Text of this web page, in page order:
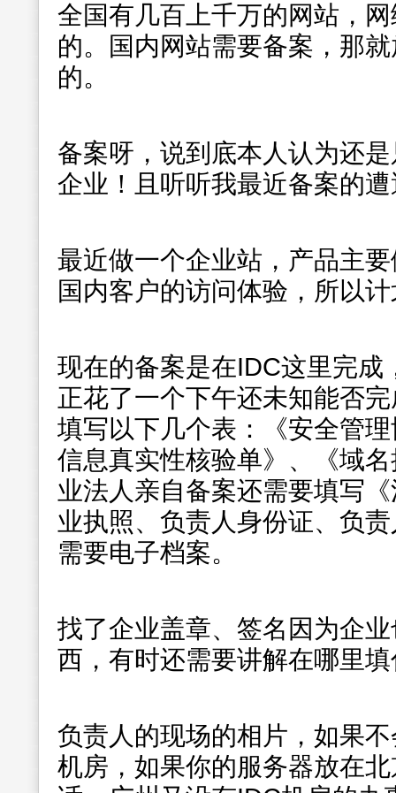
全国有几百上千万的网站，
的。国内网站需要备案，那
的。
备案呀，说到底本人认为还
企业！且听听我最近备案的
最近做一个企业站，产品主
国内客户的访问体验，所以
现在的备案是在IDC这里完成
正花了一个下午还未知能否
填写以下几个表：《安全管
信息真实性核验单》、《域
业法人亲自备案还需要填写
业执照、负责人身份证、负
需要电子档案。
找了企业盖章、签名因为企
西，有时还需要讲解在哪里
负责人的现场的相片，如果
机房，如果你的服务器放在